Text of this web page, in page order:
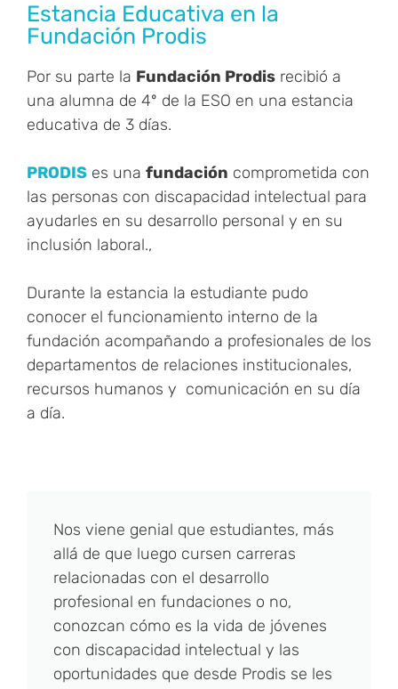
Estancia Educativa en la
Fundación Prodis
Por su parte la Fundación Prodis recibió a
una alumna de 4º de la ESO en una estancia
educativa de 3 días.
PRODIS es una fundación comprometida con
las personas con discapacidad intelectual para
ayudarles en su desarrollo personal y en su
inclusión laboral.,
Durante la estancia la estudiante pudo
conocer el funcionamiento interno de la
fundación acompañando a profesionales de los
departamentos de relaciones institucionales,
recursos humanos y comunicación en su día
a día.
Nos viene genial que estudiantes, más
allá de que luego cursen carreras
relacionadas con el desarrollo
profesional en fundaciones o no,
conozcan cómo es la vida de jóvenes
con discapacidad intelectual y las
oportunidades que desde Prodis se les